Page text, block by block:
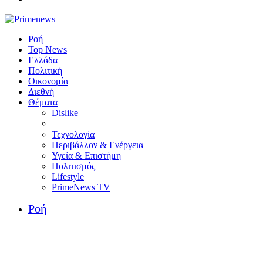
Ροή
Top News
Ελλάδα
Πολιτική
Οικονομία
Διεθνή
Θέματα
Dislike
Τεχνολογία
Περιβάλλον & Ενέργεια
Υγεία & Επιστήμη
Πολιτισμός
Lifestyle
PrimeNews TV
Ροή